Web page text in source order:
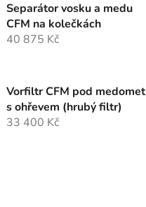
Separátor vosku a medu
CFM na kolečkách
40 875 Kč
Vorfiltr CFM pod medomet
s ohřevem (hrubý filtr)
33 400 Kč